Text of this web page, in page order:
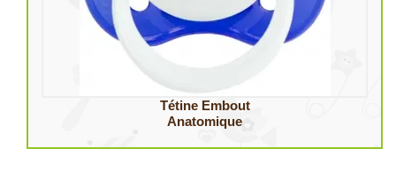
Tétine Embout
Anatomique